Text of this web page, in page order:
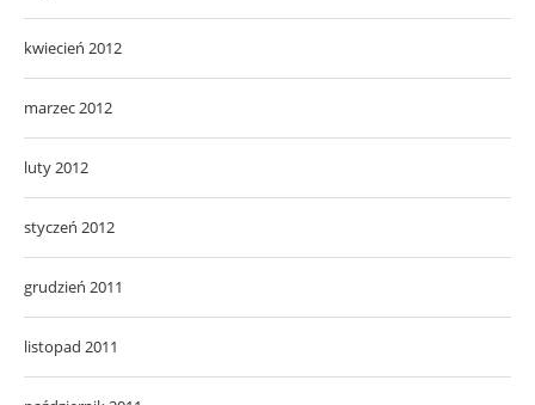
kwiecień 2012
marzec 2012
luty 2012
styczeń 2012
grudzień 2011
listopad 2011